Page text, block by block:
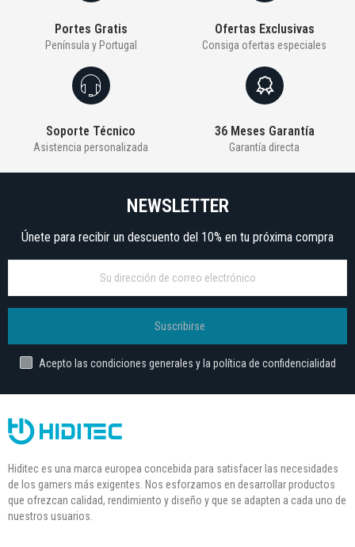
Portes Gratis
Península y Portugal
Ofertas Exclusivas
Consiga ofertas especiales
Soporte Técnico
Asistencia personalizada
36 Meses Garantía
Garantía directa
NEWSLETTER
Únete para recibir un descuento del 10% en tu próxima compra
Suscribirse
Acepto las condiciones generales y la política de confidencialidad
Hiditec es una marca europea concebida para satisfacer las necesidades
de los gamers más exigentes. Nos esforzamos en desarrollar productos
que ofrezcan calidad, rendimiento y diseño y que se adapten a cada uno de
nuestros usuarios.